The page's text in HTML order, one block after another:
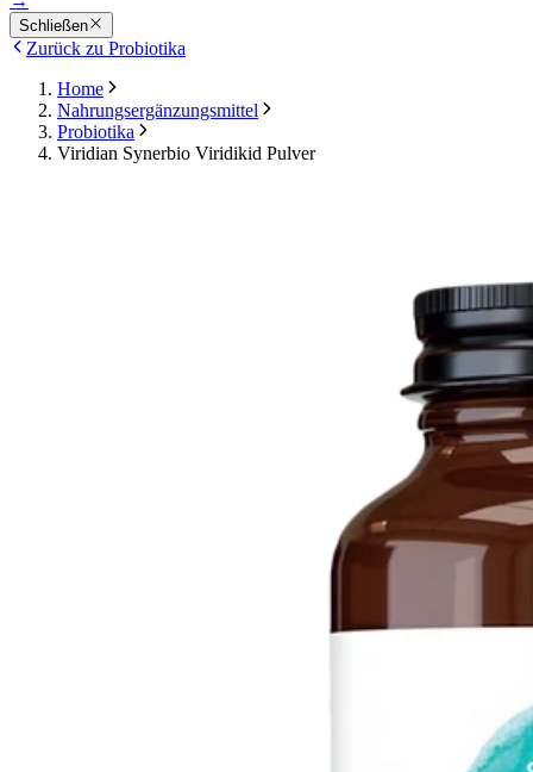
Schließen
Zurück zu Probiotika
Home
Nahrungsergänzungsmittel
Probiotika
Viridian Synerbio Viridikid Pulver